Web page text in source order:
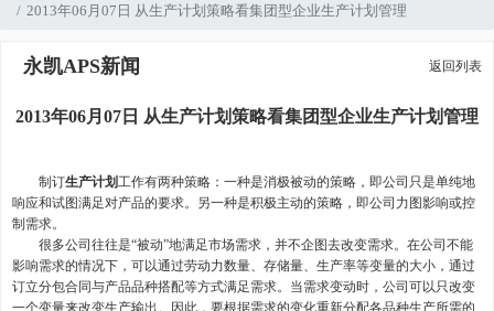
2013年06月07日 从生产计划策略看集团型企业生产计划管理
永凯APS新闻 返回列表
2013年06月07日 从生产计划策略看集团型企业生产计划管理
制订生产计划工作有两种策略：一种是消极被动的策略，即公司只是单纯地
响应和试图满足对产品的要求。另一种是积极主动的策略，即公司力图影响或控
制需求。
很多公司往往是“被动”地满足市场需求，并不企图去改变需求。在公司不能
影响需求的情况下，可以通过劳动力数量、存储量、生产率等变量的大小，通过
订立分包合同与产品品种搭配等方式满足需求。当需求变动时，公司可以只改变
一个变量来改变生产输出。因此，要根据需求的变化重新分配各品种生产所需的